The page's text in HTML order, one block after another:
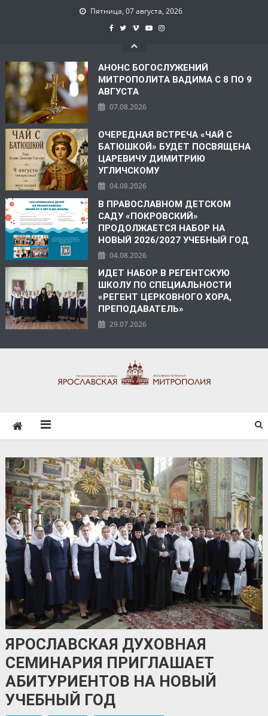
Пятница, 07 августа, 2026
АНОНС БОГОСЛУЖЕНИЙ
МИТРОПОЛИТА ВАДИМА С 8 ПО 9
АВГУСТА
07.08.2026
ОЧЕРЕДНАЯ ВСТРЕЧА «ЧАЙ С
БАТЮШКОЙ» БУДЕТ ПОСВЯЩЕНА
ЦАРЕВИЧУ ДИМИТРИЮ
УГЛИЧСКОМУ
04.08.2026
В ПРАВОСЛАВНОМ ДЕТСКОМ
САДУ «ПОКРОВСКИЙ»
ПРОДОЛЖАЕТСЯ НАБОР НА
НОВЫЙ 2026/2027 УЧЕБНЫЙ ГОД
04.08.2026
ИДЕТ НАБОР В РЕГЕНТСКУЮ
ШКОЛУ ПО СПЕЦИАЛЬНОСТИ
«РЕГЕНТ ЦЕРКОВНОГО ХОРА,
ПРЕПОДАВАТЕЛЬ»
29.07.2026
ЯРОСЛАВСКАЯ ДУХОВНАЯ
СЕМИНАРИЯ ПРИГЛАШАЕТ
АБИТУРИЕНТОВ НА НОВЫЙ
УЧЕБНЫЙ ГОД